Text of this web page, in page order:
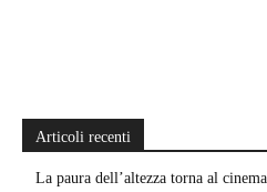
Articoli recenti
La paura dell’altezza torna al